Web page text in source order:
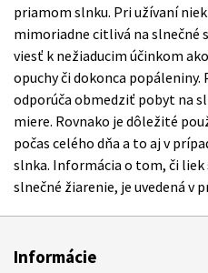
priamom slnku. Pri užívaní
mimoriadne citlivá na slnečné
viesť k nežiaducim účinkom
opuchy či dokonca
odporúča obmedziť pobyt na
miere. Rovnako je dôležité
počas celého dňa a to aj v
slnka. Informácia o tom, či
slnečné žiarenie, je uvedená v
Informácie